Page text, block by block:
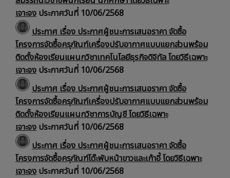
เจาะจง ประกาศวันที่ 10/06/2568
ประกาศ เรื่อง ประกาศผู้ชนะการเสนอราคา จัดซื้อ
โครงการจัดซื้อครุภัณฑ์เครื่องปรับอากาศแบบแยกส่วนพร้อม
ติดตั้งห้องเรียนแผนกวิชาเทคโนโลยีธุรกิจดิจิทัล โดยวิธีเฉพาะ
เจาะจง ประกาศวันที่ 10/06/2568
ประกาศ เรื่อง ประกาศผู้ชนะการเสนอราคา จัดซื้อ
โครงการจัดซื้อครุภัณฑ์เครื่องปรับอากาศแบบแยกส่วนพร้อม
ติดตั้งห้องเรียนแผนกวิชาการบัญชี โดยวิธีเฉพาะ
เจาะจง ประกาศวันที่ 10/06/2568
ประกาศ เรื่อง ประกาศผู้ชนะการเสนอราคา จัดซื้อ
โครงการจัดซื้อครุภัณฑ์โต๊ะพับหน้าขาวและเก้าอี้ โดยวิธีเฉพาะ
เจาะจง ประกาศวันที่ 10/06/2568